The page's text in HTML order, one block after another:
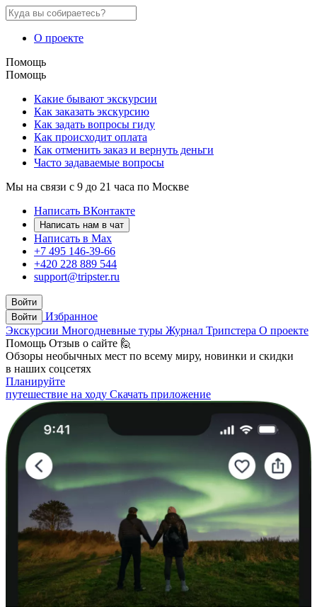
О проекте
Помощь
Помощь
Какие бывают экскурсии
Как заказать экскурсию
Как задать вопросы гиду
Как происходит оплата
Как отменить заказ и вернуть деньги
Часто задаваемые вопросы
Мы на связи с 9 до 21 часа по Москве
Написать ВКонтакте
Написать нам в чат
Написать в Max
+7 495 146-39-66
+420 228 889 544
support@tripster.ru
Войти
Войти
Избранное
Экскурсии Многодневные туры Журнал Трипстера О проекте
Помощь Отзыв о сайте 🙋
Обзоры необычных мест по всему миру, новинки и скидки
в наших соцсетях
Планируйте
путешествие на ходу Скачать приложение